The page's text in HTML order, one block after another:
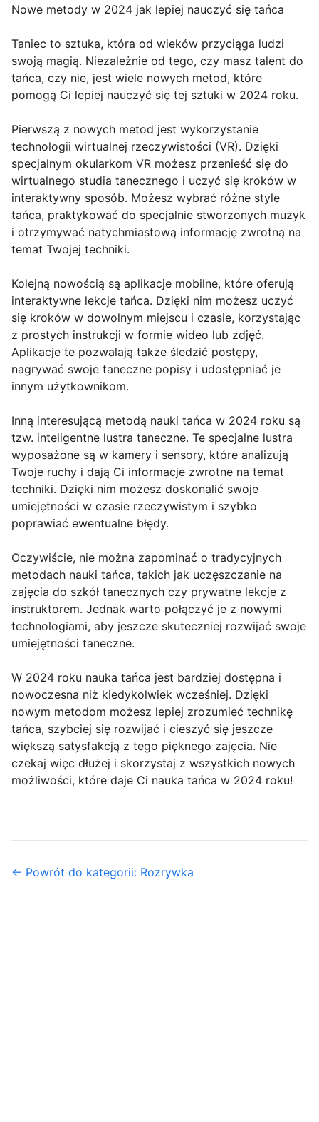
Nowe metody w 2024 jak lepiej nauczyć się tańca
Taniec to sztuka, która od wieków przyciąga ludzi
swoją magią. Niezależnie od tego, czy masz talent do
tańca, czy nie, jest wiele nowych metod, które
pomogą Ci lepiej nauczyć się tej sztuki w 2024 roku.
Pierwszą z nowych metod jest wykorzystanie
technologii wirtualnej rzeczywistości (VR). Dzięki
specjalnym okularkom VR możesz przenieść się do
wirtualnego studia tanecznego i uczyć się kroków w
interaktywny sposób. Możesz wybrać różne style
tańca, praktykować do specjalnie stworzonych muzyk
i otrzymywać natychmiastową informację zwrotną na
temat Twojej techniki.
Kolejną nowością są aplikacje mobilne, które oferują
interaktywne lekcje tańca. Dzięki nim możesz uczyć
się kroków w dowolnym miejscu i czasie, korzystając
z prostych instrukcji w formie wideo lub zdjęć.
Aplikacje te pozwalają także śledzić postępy,
nagrywać swoje taneczne popisy i udostępniać je
innym użytkownikom.
Inną interesującą metodą nauki tańca w 2024 roku są
tzw. inteligentne lustra taneczne. Te specjalne lustra
wyposażone są w kamery i sensory, które analizują
Twoje ruchy i dają Ci informacje zwrotne na temat
techniki. Dzięki nim możesz doskonalić swoje
umiejętności w czasie rzeczywistym i szybko
poprawiać ewentualne błędy.
Oczywiście, nie można zapominać o tradycyjnych
metodach nauki tańca, takich jak uczęszczanie na
zajęcia do szkół tanecznych czy prywatne lekcje z
instruktorem. Jednak warto połączyć je z nowymi
technologiami, aby jeszcze skuteczniej rozwijać swoje
umiejętności taneczne.
W 2024 roku nauka tańca jest bardziej dostępna i
nowoczesna niż kiedykolwiek wcześniej. Dzięki
nowym metodom możesz lepiej zrozumieć technikę
tańca, szybciej się rozwijać i cieszyć się jeszcze
większą satysfakcją z tego pięknego zajęcia. Nie
czekaj więc dłużej i skorzystaj z wszystkich nowych
możliwości, które daje Ci nauka tańca w 2024 roku!
← Powrót do kategorii: Rozrywka